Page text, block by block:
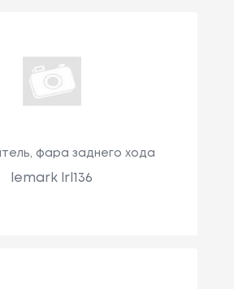
фара заднего хода
lemark lrl136